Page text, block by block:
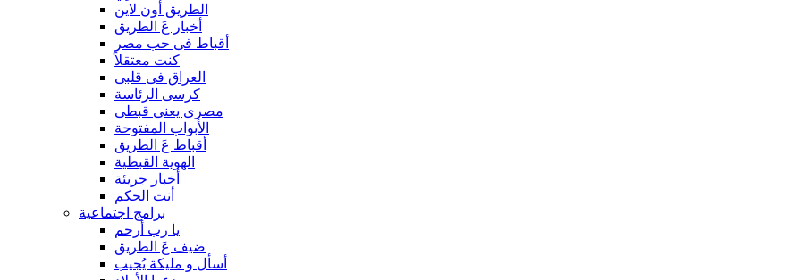
الطريق أون لاين
أخبار عَ الطريق
أقباط فى حب مصر
كنت معتقلاً
العراق فى قلبى
كرسى الرئاسة
مصرى يعنى قبطى
الأبواب المفتوحة
أقباط عَ الطريق
الهوية القبطية
أخبار جريئة
أنت الحكم
برامج اجتماعية
يا رب أرحم
ضيف عَ الطريق
أسأل و مليكة يُجيب